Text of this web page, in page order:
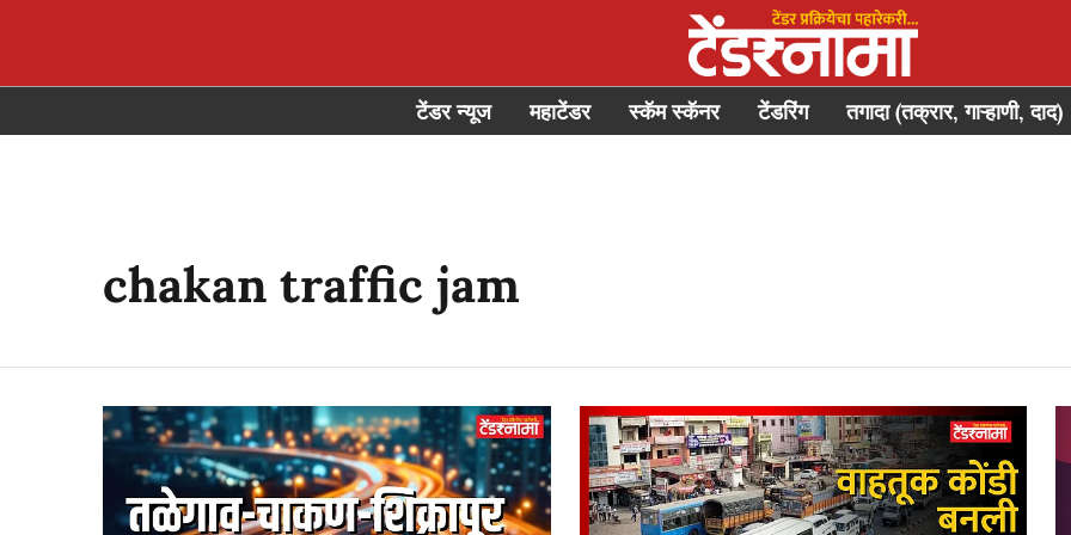
टेंडर न्यूज महाटेंडर स्कॅम स्कॅनर टेंडरिंग तगादा (तक्रार, गाऱ्हाणी, दाद)
chakan traffic jam